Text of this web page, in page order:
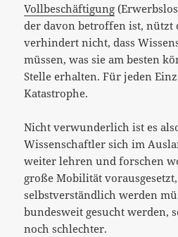
Vollbeschäftigung
der davon betroffen ist, nützt
verhindert nicht, dass
müssen, was sie am besten
Stelle erhalten. Für jeden
Katastrophe.
Nicht verwunderlich ist es
Wissenschaftler sich im
weiter lehren und forschen
große Mobilität
selbstverständlich werden
bundesweit gesucht werden,
noch schlechter.